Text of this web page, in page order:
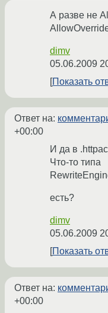
А разве не
dimv
05.06.2009
Показать
Ответ на:
+00:00
И да в
Что-то типа
ecть?
dimv
05.06.2009
Показать
Ответ на:
+00:00